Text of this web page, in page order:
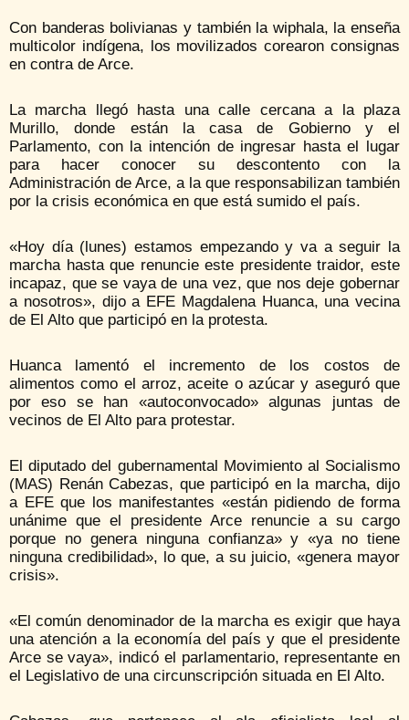
Con banderas bolivianas y también la wiphala, la enseña
multicolor indígena, los movilizados corearon consignas
en contra de Arce.
La marcha llegó hasta una calle cercana a la plaza
Murillo, donde están la casa de Gobierno y el
Parlamento, con la intención de ingresar hasta el lugar
para hacer conocer su descontento con la
Administración de Arce, a la que responsabilizan también
por la crisis económica en que está sumido el país.
«Hoy día (lunes) estamos empezando y va a seguir la
marcha hasta que renuncie este presidente traidor, este
incapaz, que se vaya de una vez, que nos deje gobernar
a nosotros», dijo a EFE Magdalena Huanca, una vecina
de El Alto que participó en la protesta.
Huanca lamentó el incremento de los costos de
alimentos como el arroz, aceite o azúcar y aseguró que
por eso se han «autoconvocado» algunas juntas de
vecinos de El Alto para protestar.
El diputado del gubernamental Movimiento al Socialismo
(MAS) Renán Cabezas, que participó en la marcha, dijo
a EFE que los manifestantes «están pidiendo de forma
unánime que el presidente Arce renuncie a su cargo
porque no genera ninguna confianza» y «ya no tiene
ninguna credibilidad», lo que, a su juicio, «genera mayor
crisis».
«El común denominador de la marcha es exigir que haya
una atención a la economía del país y que el presidente
Arce se vaya», indicó el parlamentario, representante en
el Legislativo de una circunscripción situada en El Alto.